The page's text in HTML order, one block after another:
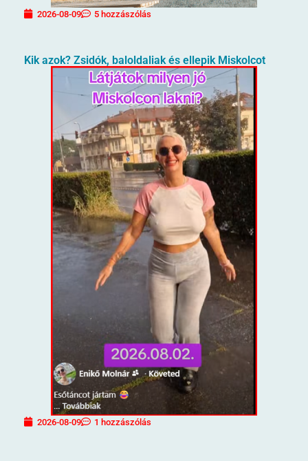
2026-08-09 5 hozzászólás
Kik azok? Zsidók, baloldaliak és ellepik Miskolcot
2026-08-09 1 hozzászólás